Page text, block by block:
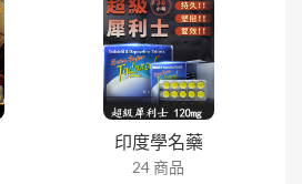
印度學名藥
24 商品